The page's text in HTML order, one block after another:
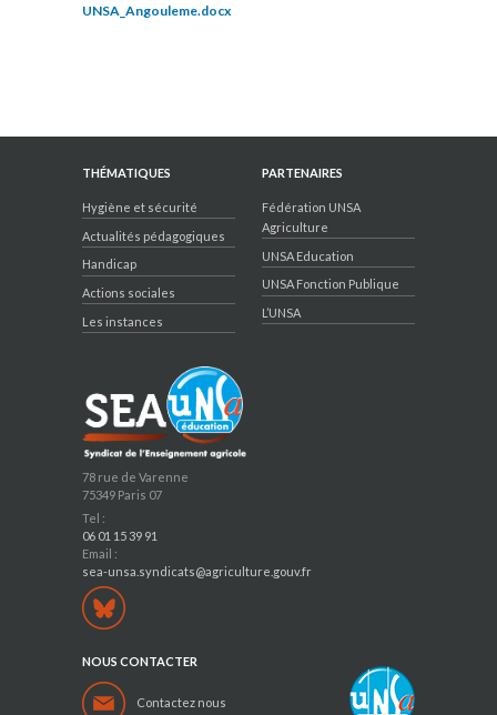
UNSA_Angouleme.docx
78 rue de Varenne
75349 Paris 07
Tel :
06 01 15 39 91
Email :
sea-unsa.syndicats@agriculture.gouv.fr
THÉMATIQUES
Hygiène et sécurité
Actualités pédagogiques
Handicap
Actions sociales
Les instances
PARTENAIRES
Fédération UNSA
Agriculture
UNSA Education
UNSA Fonction Publique
L’UNSA
NOUS CONTACTER
Contactez nous